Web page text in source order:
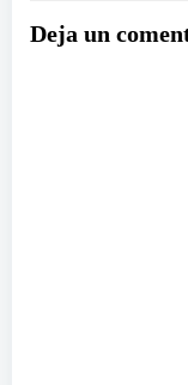
Deja un